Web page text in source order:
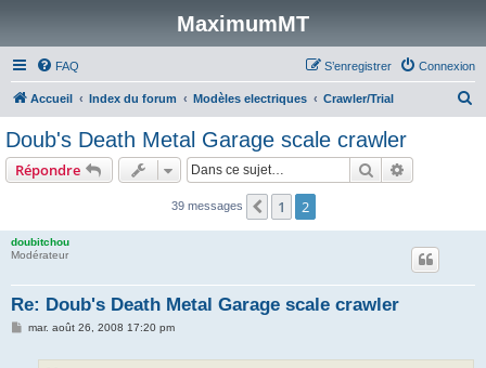
MaximumMT
FAQ Connexion
S’enregistrer
Accueil Index du forum Modèles electriques Crawler/Trial
Doub's Death Metal Garage scale crawler
Répondre Rechercher
39 messages Précédente
1 2
doubitchou
Modérateur
Re: Doub's Death Metal Garage scale crawler
Mmar. août 26, 2008 17:20 pm